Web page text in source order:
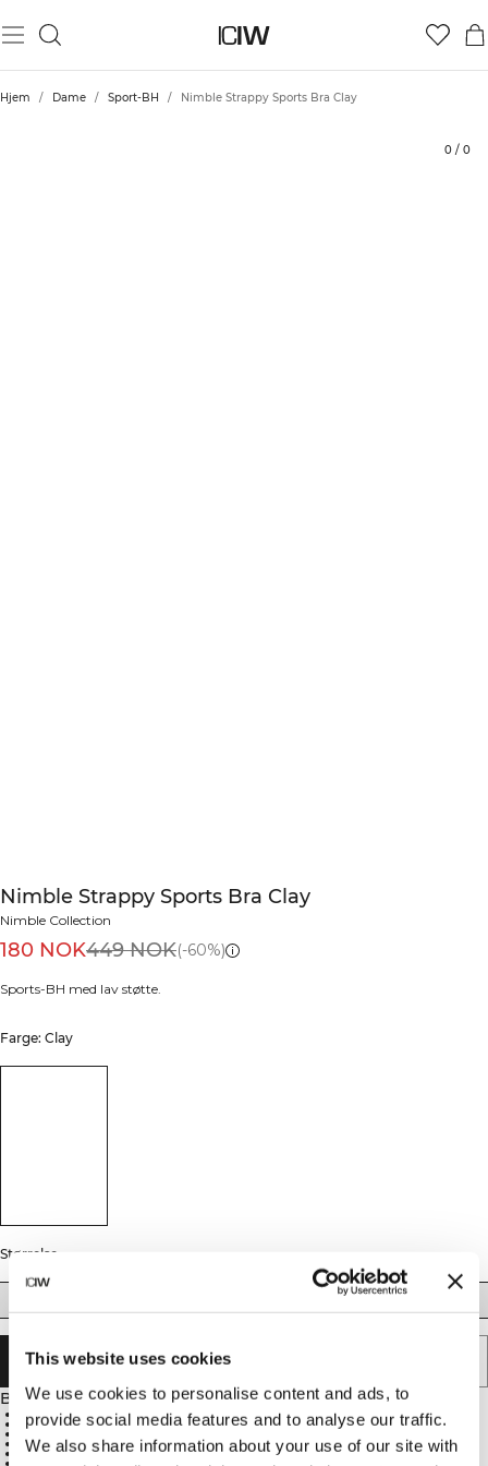
This website uses cookies
We use cookies to personalise content and ads, to
provide social media features and to analyse our traffic.
We also share information about your use of our site with
Hjem / Dame / Sport-BH / Nimble Strappy Sports Bra Clay
0 / 0
Nimble Strappy Sports Bra Clay
Nimble Collection
180 NOK449 NOK(-60%)
Sports-BH med lav støtte.
Farge: Clay
Størrelse
XL
UTSOLGT - VARSLE MEG
Beskrivelse
75% Nylon, 25% Spandex
SWEATTECH™
ICIW-logo
Avtakbare kopper
Lav støtte